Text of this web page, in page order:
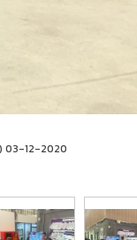
03-12-2020